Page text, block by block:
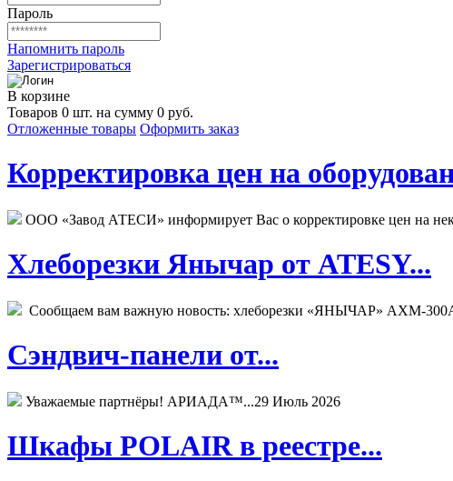
Пароль
Напомнить пароль
Зарегистрироваться
В корзине
Товаров 0 шт. на сумму 0 руб.
Отложенные товары Оформить заказ
Корректировка цен на
ООО «Завод АТЕСИ» информирует Вас о корректировке цен на
Хлеборезки Янычар от ATESY...
Сообщаем вам важную новость: хлеборезки «ЯНЫЧАР» АХМ-
Сэндвич-панели от...
Уважаемые партнёры! АРИАДА™...29 Июль 2026
Шкафы POLAIR в реестре...